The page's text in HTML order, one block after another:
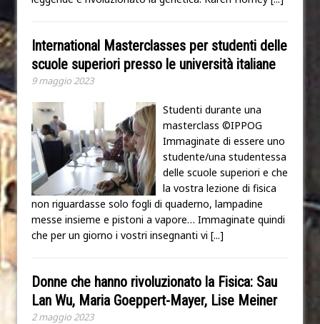
International Masterclasses per studenti delle
scuole superiori presso le università italiane
9 maggio 2023
Studenti durante una
masterclass ©IPPOG
Immaginate di essere uno
studente/una studentessa
delle scuole superiori e che
la vostra lezione di fisica
non riguardasse solo fogli di quaderno, lampadine
messe insieme e pistoni a vapore… Immaginate quindi
che per un giorno i vostri insegnanti vi [...]
Donne che hanno rivoluzionato la Fisica: Sau
Lan Wu, Maria Goeppert-Mayer, Lise Meiner
2 maggio 2023